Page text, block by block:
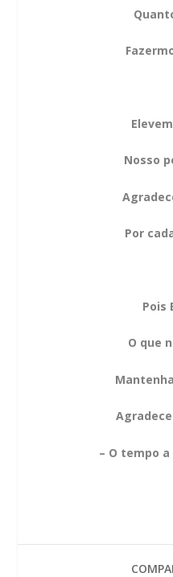
Nosso
Por
Pois
O que
– O tempo